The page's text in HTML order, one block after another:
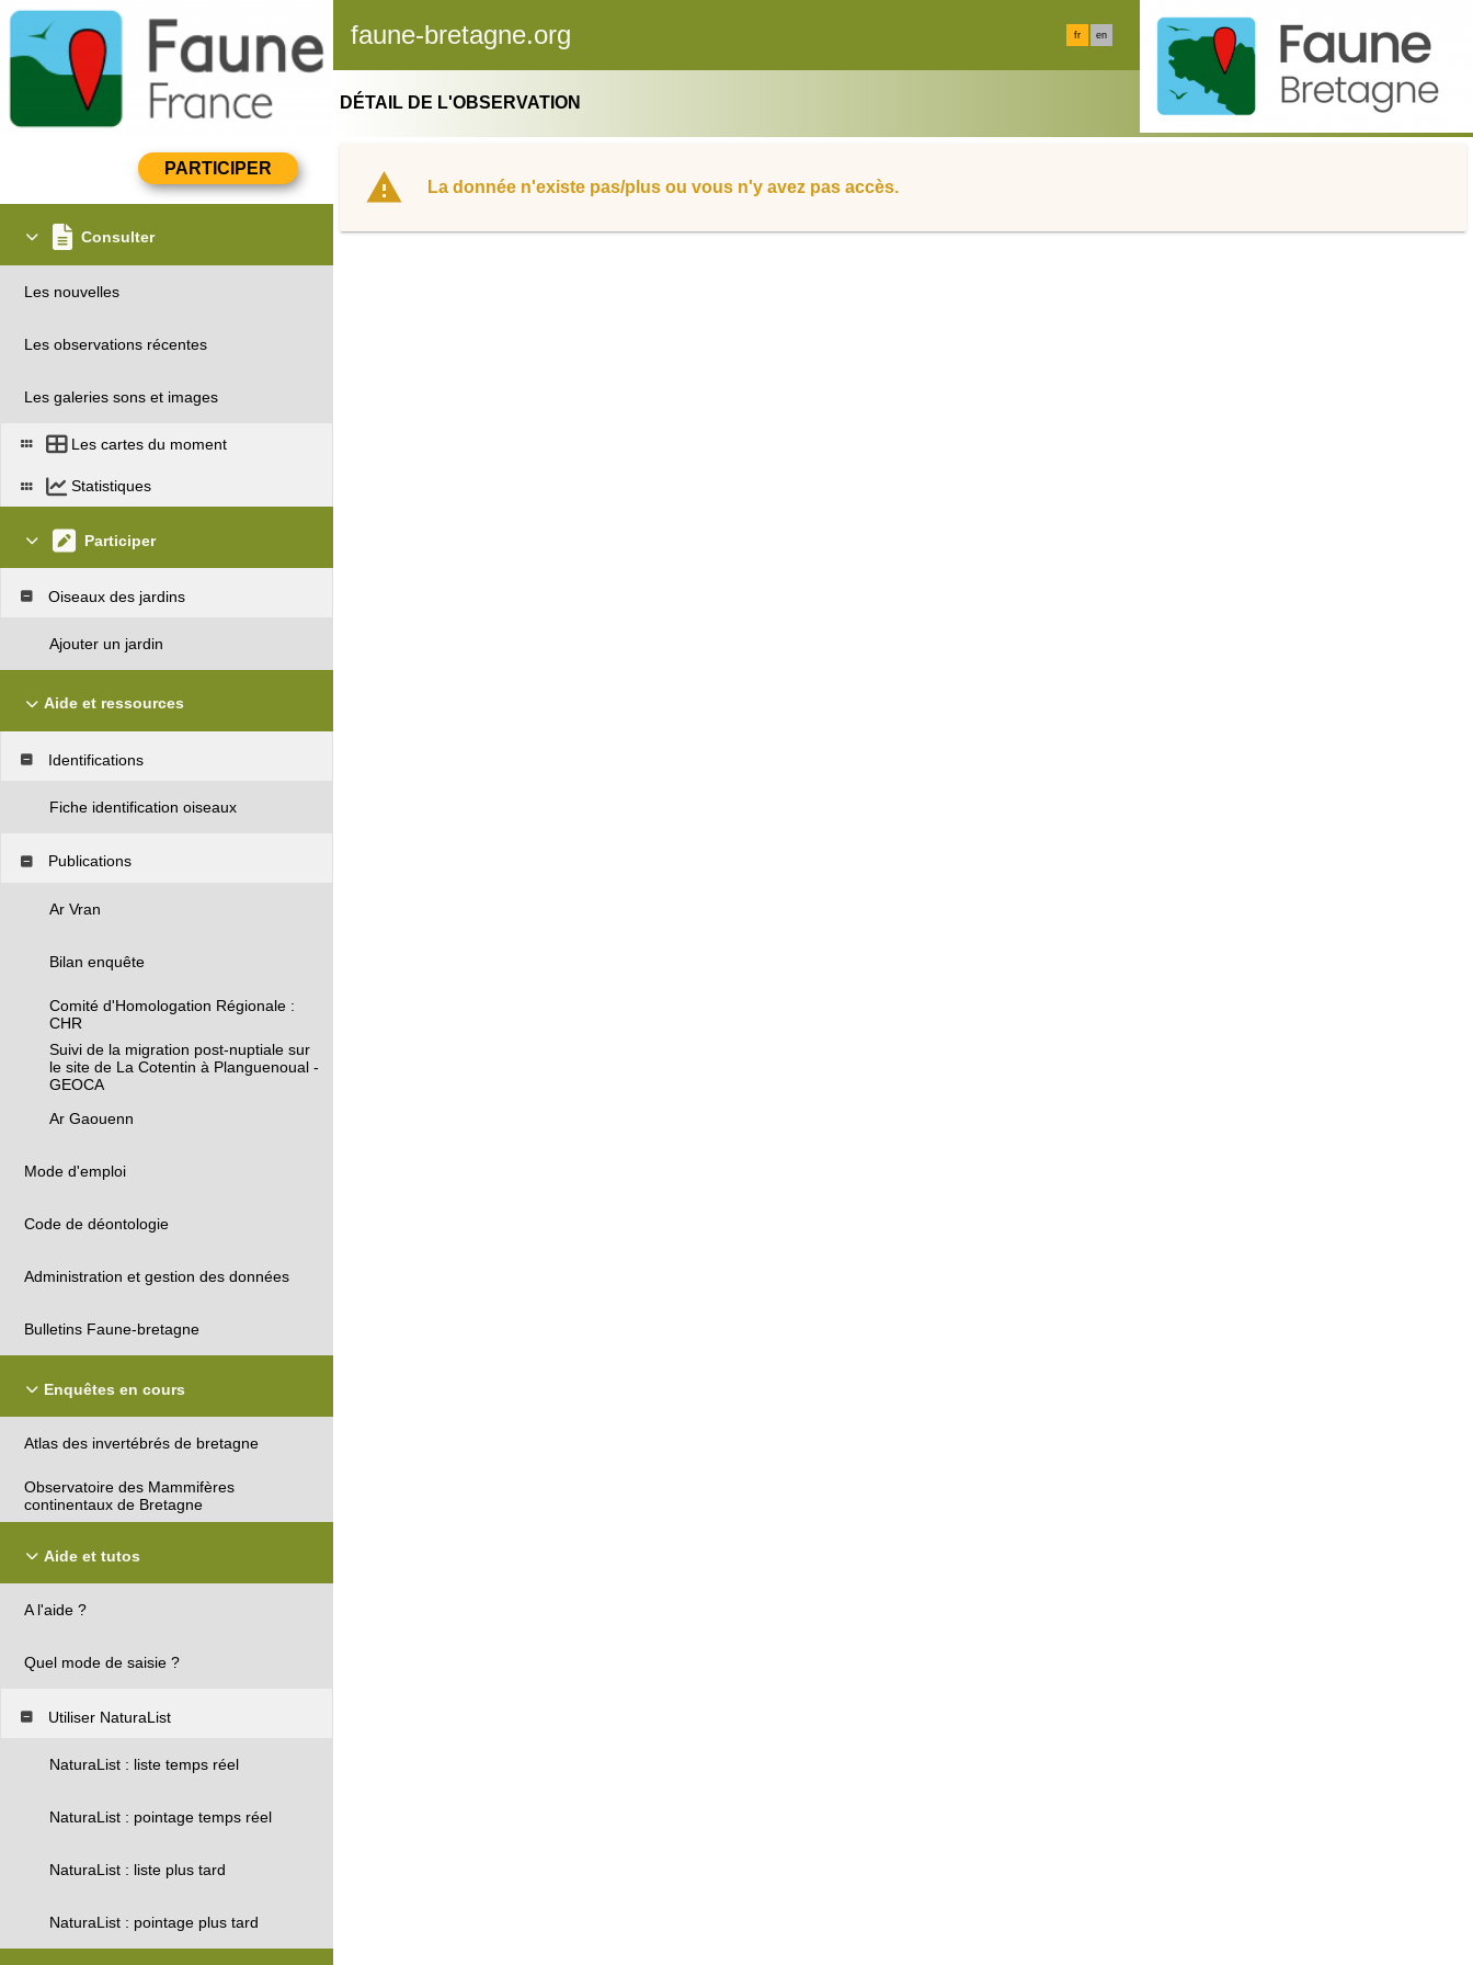
faune-bretagne.org fr en
Consulter
Les nouvelles
Les observations récentes
Les galeries sons et images
Les cartes du moment
Statistiques
Participer
Oiseaux des jardins
Ajouter un jardin
Aide et ressources
Identifications
Fiche identification oiseaux
Publications
Ar Vran
Bilan enquête
Comité d'Homologation Régionale :
CHR
Suivi de la migration post-nuptiale sur
le site de La Cotentin à Planguenoual -
GEOCA
Ar Gaouenn
Mode d'emploi
Code de déontologie
Administration et gestion des données
Bulletins Faune-bretagne
Enquêtes en cours
Atlas des invertébrés de bretagne
Observatoire des Mammifères
continentaux de Bretagne
Aide et tutos
A l'aide ?
Quel mode de saisie ?
Utiliser NaturaList
NaturaList : liste temps réel
NaturaList : pointage temps réel
NaturaList : liste plus tard
NaturaList : pointage plus tard
DÉTAIL DE L'OBSERVATION
La donnée n'existe pas/plus ou vous n'y avez pas accès.